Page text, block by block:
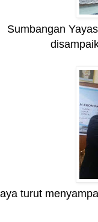
Sumbangan
turut